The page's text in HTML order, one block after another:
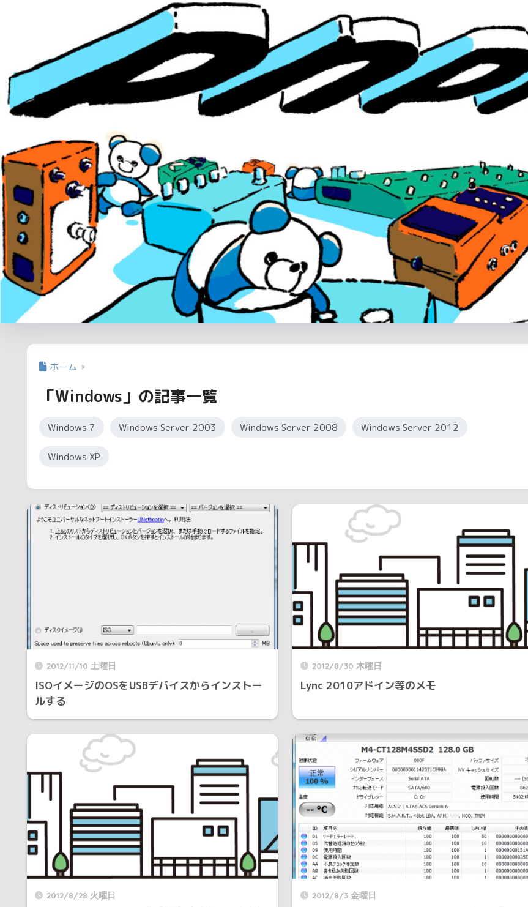
ホーム
「Windows」の記事一覧
Windows 7 Windows Server 2003 Windows Server 2008 Windows Server 2012
Windows XP
2012/11/10 土曜日
ISOイメージのOSをUSBデバイスからインストー
ルする
2012/8/30 木曜日
Lync 2010アドイン等のメモ
2012/8/28 火曜日 2012/8/3 金曜日